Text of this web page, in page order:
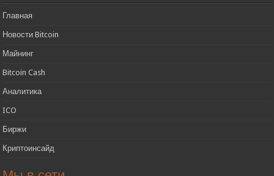
Главная
Новости Bitcoin
Майнинг
Bitcoin Cash
Аналитика
ICO
Биржи
Криптоинсайд